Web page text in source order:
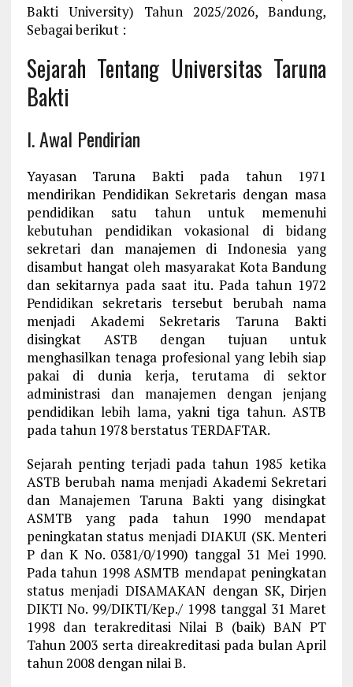
Bakti University) Tahun 2025/2026, Bandung,
Sebagai berikut :
Sejarah Tentang Universitas Taruna
Bakti
I. Awal Pendirian
Yayasan Taruna Bakti pada tahun 1971
mendirikan Pendidikan Sekretaris dengan masa
pendidikan satu tahun untuk memenuhi
kebutuhan pendidikan vokasional di bidang
sekretari dan manajemen di Indonesia yang
disambut hangat oleh masyarakat Kota Bandung
dan sekitarnya pada saat itu. Pada tahun 1972
Pendidikan sekretaris tersebut berubah nama
menjadi Akademi Sekretaris Taruna Bakti
disingkat ASTB dengan tujuan untuk
menghasilkan tenaga profesional yang lebih siap
pakai di dunia kerja, terutama di sektor
administrasi dan manajemen dengan jenjang
pendidikan lebih lama, yakni tiga tahun. ASTB
pada tahun 1978 berstatus TERDAFTAR.
Sejarah penting terjadi pada tahun 1985 ketika
ASTB berubah nama menjadi Akademi Sekretari
dan Manajemen Taruna Bakti yang disingkat
ASMTB yang pada tahun 1990 mendapat
peningkatan status menjadi DIAKUI (SK. Menteri
P dan K No. 0381/0/1990) tanggal 31 Mei 1990.
Pada tahun 1998 ASMTB mendapat peningkatan
status menjadi DISAMAKAN dengan SK, Dirjen
DIKTI No. 99/DIKTI/Kep./ 1998 tanggal 31 Maret
1998 dan terakreditasi Nilai B (baik) BAN PT
Tahun 2003 serta direakreditasi pada bulan April
tahun 2008 dengan nilai B.